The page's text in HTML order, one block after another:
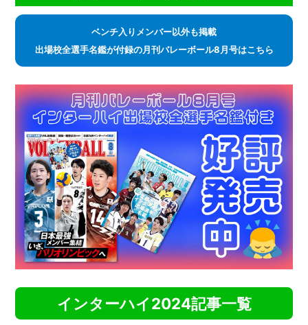
ベンチ入りメンバー以外も掲載
出場校全選手名鑑が付録の月刊バレーボール8月号はこちら
インターハイ2024記事一覧